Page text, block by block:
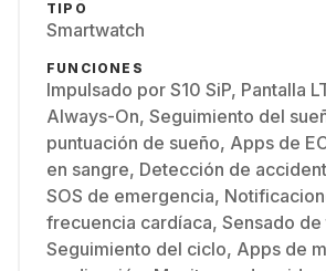
TIPO
Smartwatch
FUNCIONES
Impulsado por S10 SiP, Pantalla
Always-On, Seguimiento del
puntuación de sueño, Apps de
en sangre, Detección de
SOS de emergencia,
frecuencia cardíaca, Sensado
Seguimiento del ciclo, Apps de